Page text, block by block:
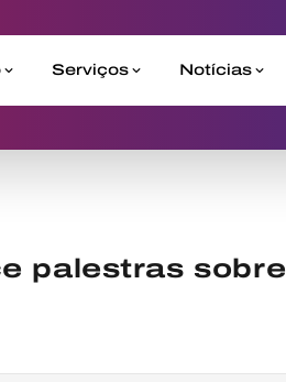
Serviços Notícias
palestras sobre